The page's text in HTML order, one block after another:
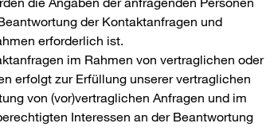
der Kontaktanfragen und
erforderlich ist.
im Rahmen von vertraglichen oder
erfolgt zur Erfüllung unserer vertraglichen
von (vor)vertraglichen Anfragen und im
Interessen an der Beantwortung